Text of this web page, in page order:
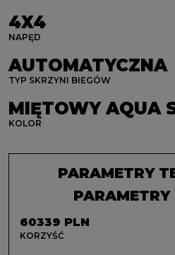
4X4
NAPĘD
AUTOMATYCZNA
TYP SKRZYNI BIEGÓW
MIĘTOWY AQUA
KOLOR
PARAMETRY
PARAMETRY
60339 PLN
KORZYŚĆ